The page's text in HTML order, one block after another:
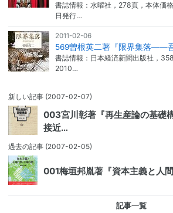
書誌情報：水曜社，278頁，本体価
日発行…
2011-02-06
569曽根英二著『限界集落――
書誌情報：日本経済新聞出版社，
2010…
新しい記事 (2007-02-07)
003宮川彰著『再生産論の基
接近…
過去の記事 (2007-02-05)
001梅垣邦胤著『資本主義と人
記事一覧